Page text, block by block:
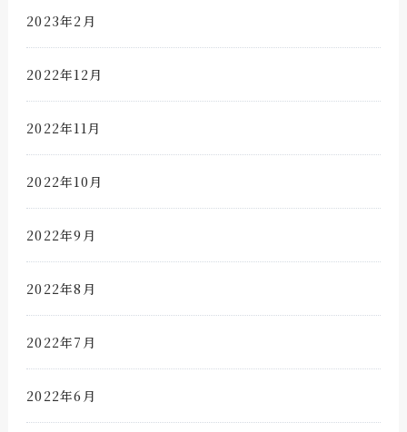
2023年2月
2022年12月
2022年11月
2022年10月
2022年9月
2022年8月
2022年7月
2022年6月